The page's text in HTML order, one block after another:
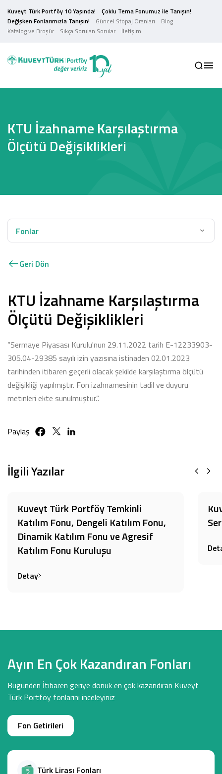
Kuveyt Türk Portföy 10 Yaşında!
Çoklu Tema Fonumuz ile Tanışın!
Değişken Fonlarımızla Tanışın!
Güncel Stopaj Oranları
Blog
Katalog ve Broşür
Sıkça Sorulan Sorular İletişim
KTU İzahname Karşılaştırma
Ölçütü Değişiklikleri
Fonlar
Geri Dön
KTU İzahname Karşılaştırma
Ölçütü Değişiklikleri
“Sermaye Piyasası Kurulu'nun 29.11.2022 tarih E-12233903-
305.04-29385 sayılı izin yazısına istinaden 02.01.2023
tarihinden itibaren geçerli olacak şekilde karşılaştırma ölçütü
değişikliği yapılmıştır. Fon izahnamesinin tadil ve duyuru
metinleri ekte sunulmuştur.”.
Paylaş
İlgili Yazılar
Kuveyt Türk Portföy Temkinli
Katılım Fonu, Dengeli Katılım Fonu,
Dinamik Katılım Fonu ve Agresif
Katılım Fonu Kuruluşu
Detay
Ayın En Çok Kazandıran Fonları
Bugünden İtibaren geriye dönük en çok kazandıran Kuveyt
Türk Portföy fonlarını inceleyiniz
Fon Getirileri
Türk Lirası Fonları